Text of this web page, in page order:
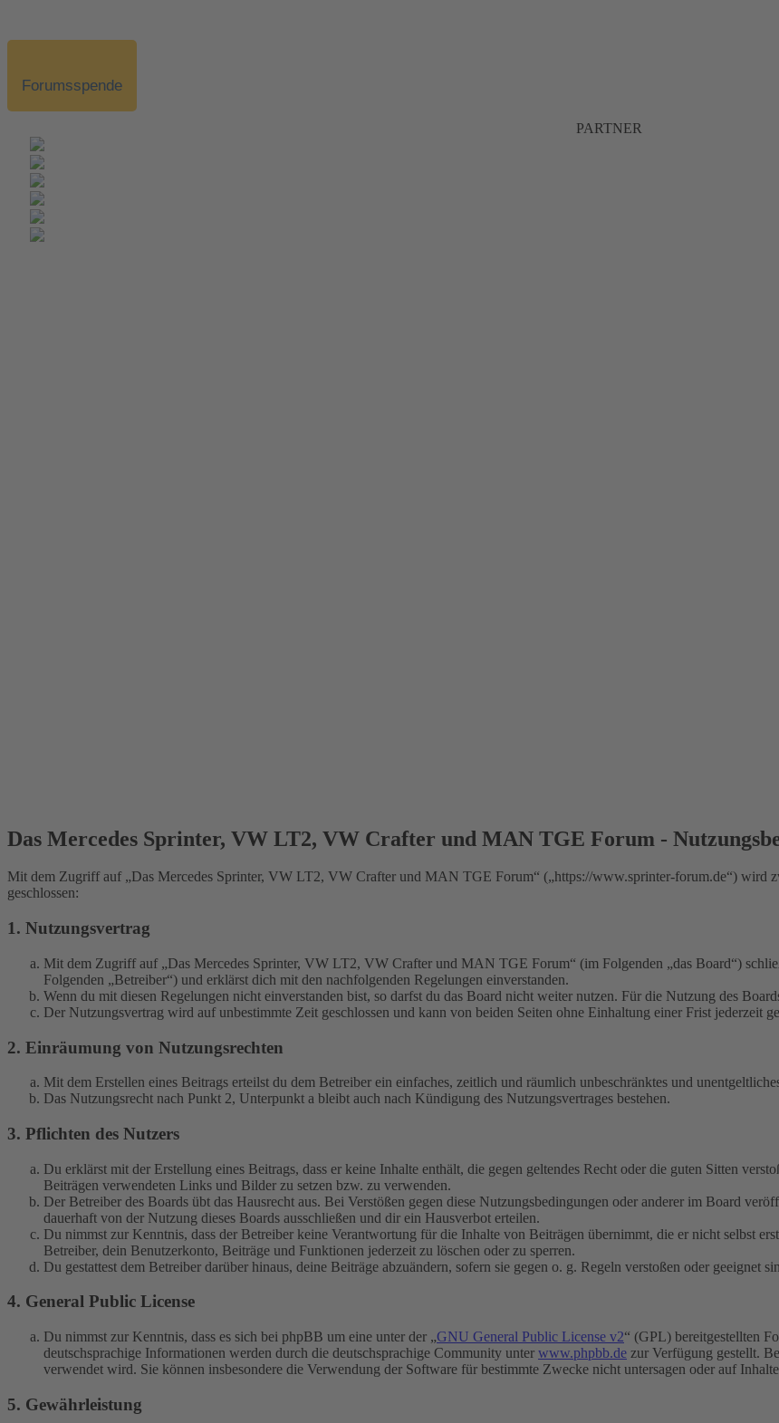
Forumsspende
PARTNER
Das Mercedes Sprinter, VW LT2, VW Crafter und MAN TGE Forum -
Mit dem Zugriff auf „Das Mercedes Sprinter, VW LT2, VW Crafter und MAN TGE Forum“ („https://www.sprinter-forum.de“) wird
geschlossen:
1. Nutzungsvertrag
Mit dem Zugriff auf „Das Mercedes Sprinter, VW LT2, VW Crafter und MAN TGE Forum“ (im Folgenden „das Board“)
Folgenden „Betreiber“) und erklärst dich mit den nachfolgenden Regelungen einverstanden.
Wenn du mit diesen Regelungen nicht einverstanden bist, so darfst du das Board nicht weiter nutzen. Für die Nutzung des
Der Nutzungsvertrag wird auf unbestimmte Zeit geschlossen und kann von beiden Seiten ohne Einhaltung einer Frist jederzeit
2. Einräumung von Nutzungsrechten
Mit dem Erstellen eines Beitrags erteilst du dem Betreiber ein einfaches, zeitlich und räumlich unbeschränktes und
Das Nutzungsrecht nach Punkt 2, Unterpunkt a bleibt auch nach Kündigung des Nutzungsvertrages bestehen.
3. Pflichten des Nutzers
Du erklärst mit der Erstellung eines Beitrags, dass er keine Inhalte enthält, die gegen geltendes Recht oder die guten Sitten
Beiträgen verwendeten Links und Bilder zu setzen bzw. zu verwenden.
Der Betreiber des Boards übt das Hausrecht aus. Bei Verstößen gegen diese Nutzungsbedingungen oder anderer im Board
dauerhaft von der Nutzung dieses Boards ausschließen und dir ein Hausverbot erteilen.
Du nimmst zur Kenntnis, dass der Betreiber keine Verantwortung für die Inhalte von Beiträgen übernimmt, die er nicht selbst
Betreiber, dein Benutzerkonto, Beiträge und Funktionen jederzeit zu löschen oder zu sperren.
Du gestattest dem Betreiber darüber hinaus, deine Beiträge abzuändern, sofern sie gegen o. g. Regeln verstoßen oder geeignet
4. General Public License
Du nimmst zur Kenntnis, dass es sich bei phpBB um eine unter der „GNU General Public License v2“ (GPL) bereitgestellten
deutschsprachige Informationen werden durch die deutschsprachige Community unter www.phpbb.de zur Verfügung gestellt.
verwendet wird. Sie können insbesondere die Verwendung der Software für bestimmte Zwecke nicht untersagen oder auf
5. Gewährleistung